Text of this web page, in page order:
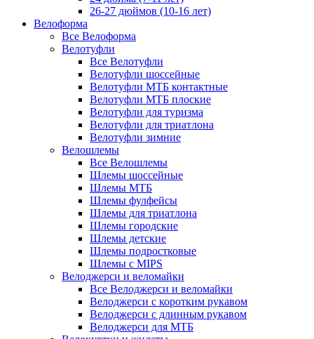
26-27 дюймов (10-16 лет)
Велоформа
Все Велоформа
Велотуфли
Все Велотуфли
Велотуфли шоссейные
Велотуфли МТБ контактные
Велотуфли МТБ плоские
Велотуфли для туризма
Велотуфли для триатлона
Велотуфли зимние
Велошлемы
Все Велошлемы
Шлемы шоссейные
Шлемы МТБ
Шлемы фулфейсы
Шлемы для триатлона
Шлемы городские
Шлемы детские
Шлемы подростковые
Шлемы с MIPS
Велоджерси и веломайки
Все Велоджерси и веломайки
Велоджерси с коротким рукавом
Велоджерси с длинным рукавом
Велоджерси для МТБ